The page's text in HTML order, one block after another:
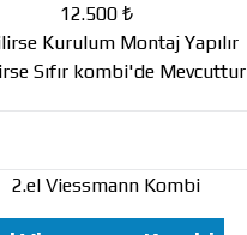
12.500 ₺
Kurulum Montaj Yapılır
Sıfır kombi'de Mevcuttur